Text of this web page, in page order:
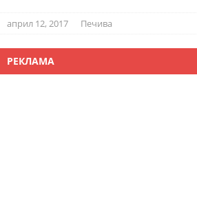
април 12, 2017 Печива
РЕКЛАМА